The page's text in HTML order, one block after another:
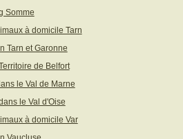
Somme
à domicile Tarn
Tarn et Garonne
de Belfort
le Val de Marne
le Val d'Oise
à domicile Var